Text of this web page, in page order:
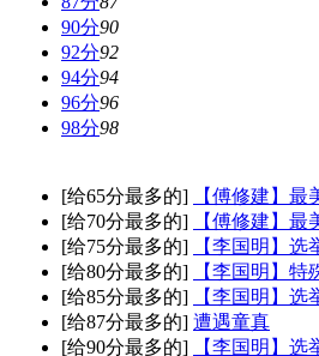
90分90
92分92
94分94
96分96
98分98
[给65分最多的]
【傅修建】最
[给70分最多的]
【傅修建】最
[给75分最多的]
【李国明】选
[给80分最多的]
【李国明】特
[给85分最多的]
【李国明】选
[给87分最多的] 遭遇童真
[给90分最多的]
【李国明】选